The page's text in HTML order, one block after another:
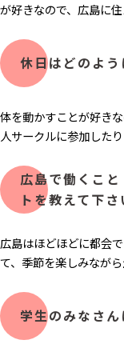
が好きなので、広島に
休日はどのよ
体を動かすことが好き
人サークルに参加したり
広島で働くこ
トを教えて下さ
広島はほどほどに都会
て、季節を楽しみなが
学生のみなさ